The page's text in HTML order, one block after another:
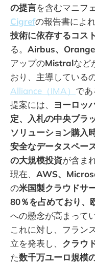
の提言を含むマニフ
Cigrefの報告書によれ
技術に依存するコスト
る。 Airbus、
アップのMistralなど
おり、主導している
Alliance（IMA） であ
提案には、 ヨーロッ
定、入札の中央プラ
ソリューション購入
安全なデータスペー
の大規模投資が含ま
現在、 AWS、
の米国製クラウドサ
80％を占めており、
への懸念が高まってい
これに対し、フラン
立を発表し、 クラウ
た数千万ユーロ規模